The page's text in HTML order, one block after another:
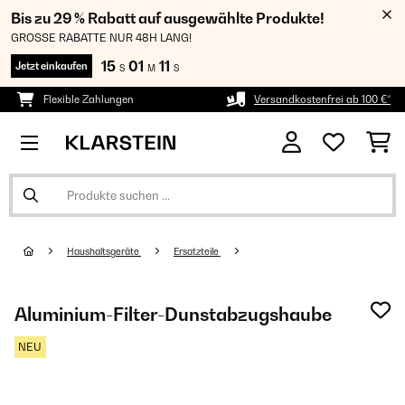
Bis zu 29 % Rabatt auf ausgewählte Produkte!
GROSSE RABATTE NUR 48H LANG!
Jetzt einkaufen 15 S 01 M 11 S
Flexible Zahlungen Versandkostenfrei ab 100 €*
Haushaltsgeräte Ersatzteile
Aluminium-Filter-Dunstabzugshaube
NEU